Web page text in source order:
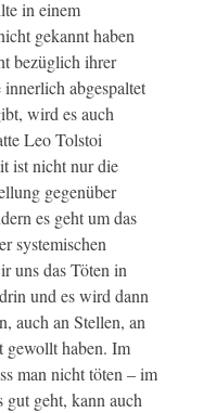
in einem
gekannt haben
bezüglich ihrer
abgespaltet
wird es auch
Leo Tolstoi
ist nicht nur die
gegenüber
es geht um das
systemischen
uns das Töten in
und es wird dann
auch an Stellen, an
gewollt haben. Im
man nicht töten – im
geht, kann auch